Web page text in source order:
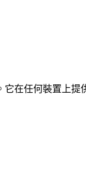
在任何裝置上